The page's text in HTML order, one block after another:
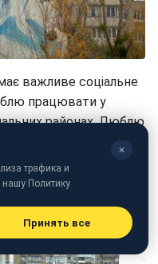
важливе соціальне
працювати у
районах. Люблю
живуть, чи просто з
– розповів
✕
трафика и
нашу Политику
Принять все